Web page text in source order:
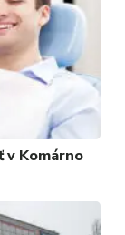
v Komárno